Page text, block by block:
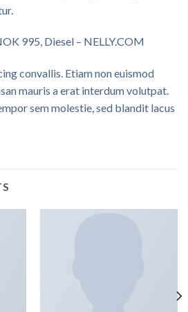
995, Diesel – NELLY.COM
convallis. Etiam non euismod
mauris a erat interdum volutpat.
sem molestie, sed blandit lacus